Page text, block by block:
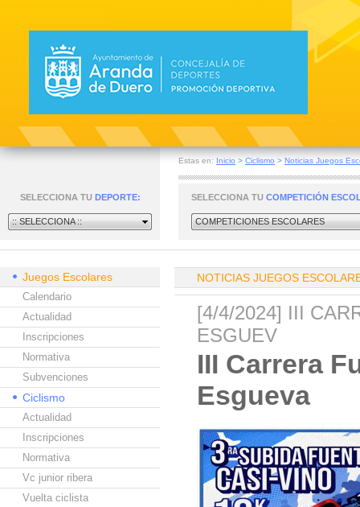
Estas en: Inicio > Ciclismo > Noticias Juegos
SELECCIONA TU DEPORTE:
:: SELECCIONA ::
SELECCIONA TU COMPETICIÓN
COMPETICIONES ESCOLARES
Juegos Escolares
Calendario
Actualidad
Inscripciones
Normativa
Subvenciones
Ciclismo
Actualidad
Inscripciones
Normativa
Vc junior ribera
Vuelta ciclista
NOTICIAS JUEGOS
[4/4/2024] III
ESGUEV
III Carrera
Esgueva